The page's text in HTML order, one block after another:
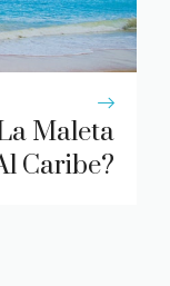
Maleta
Caribe?